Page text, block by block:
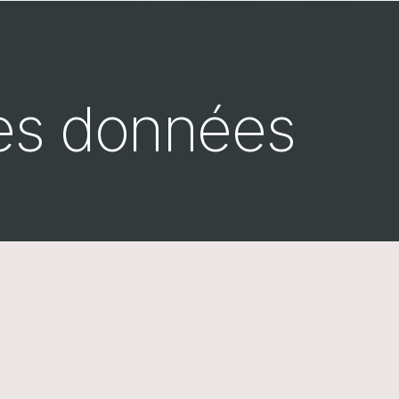
données